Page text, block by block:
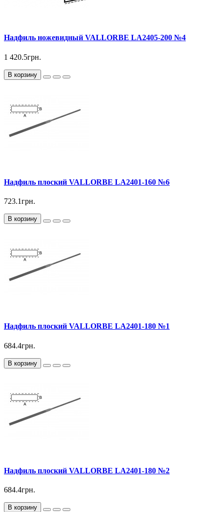
Надфиль ножевидный VALLORBE LА2405-200 №4
1 420.5грн.
В корзину
Надфиль плоский VALLORBE LА2401-160 №6
723.1грн.
В корзину
Надфиль плоский VALLORBE LА2401-180 №1
684.4грн.
В корзину
Надфиль плоский VALLORBE LА2401-180 №2
684.4грн.
В корзину